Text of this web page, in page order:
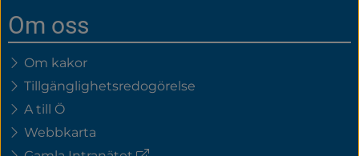
Om oss
Om kakor
Tillgänglighetsredogörelse
A till Ö
Webbkarta